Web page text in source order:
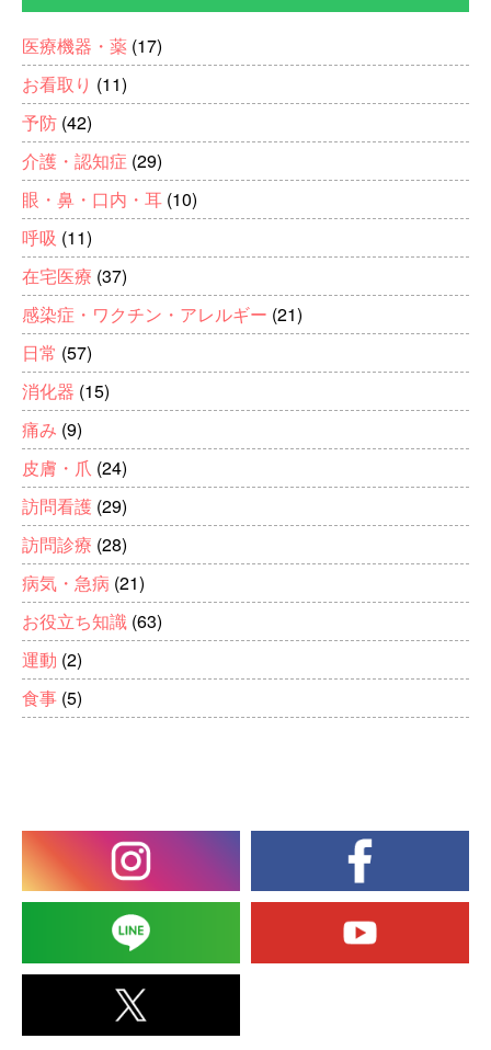
医療機器・薬 (17)
お看取り (11)
予防 (42)
介護・認知症 (29)
眼・鼻・口内・耳 (10)
呼吸 (11)
在宅医療 (37)
感染症・ワクチン・アレルギー (21)
日常 (57)
消化器 (15)
痛み (9)
皮膚・爪 (24)
訪問看護 (29)
訪問診療 (28)
病気・急病 (21)
お役立ち知識 (63)
運動 (2)
食事 (5)